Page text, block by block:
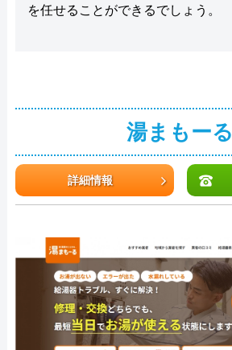
を任せることができるでしょう。
湯まもーる
詳細情報